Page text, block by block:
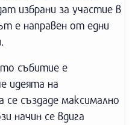
избрани за участие в
е направен от едни
събитие е
идеята на
създаде максимално
начин се вдига